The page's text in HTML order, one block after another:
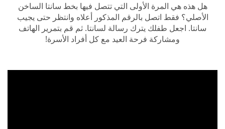
هل هذه هي المرة الأولى التي تتصل فيها بخط سانتا الساخن
الأصلي؟ فقط اتصل بالرقم المذكور أعلاه وانتظر حتى يجيب
سانتا. اجعل طفلك يترك رسالة لسانتا. ثم قم بتمرير الهاتف
ومشاركة فرحة العيد مع كل أفراد الأسرة!